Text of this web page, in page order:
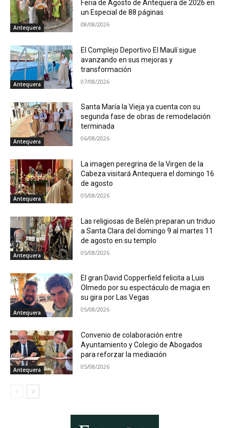
Antequera
Feria de Agosto de Antequera de 2026 en
un Especial de 88 páginas
08/08/2026
Antequera
El Complejo Deportivo El Maulí sigue
avanzando en sus mejoras y
transformación
07/08/2026
Antequera
Santa María la Vieja ya cuenta con su
segunda fase de obras de remodelación
terminada
06/08/2026
Antequera
La imagen peregrina de la Virgen de la
Cabeza visitará Antequera el domingo 16
de agosto
05/08/2026
Antequera
Las religiosas de Belén preparan un triduo
a Santa Clara del domingo 9 al martes 11
de agosto en su templo
05/08/2026
Antequera
El gran David Copperfield felicita a Luis
Olmedo por su espectáculo de magia en
su gira por Las Vegas
05/08/2026
Antequera
Convenio de colaboración entre
Ayuntamiento y Colegio de Abogados
para reforzar la mediación
05/08/2026